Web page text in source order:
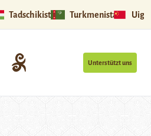
Tadschikistan Turkmenistan
Unterstützt uns